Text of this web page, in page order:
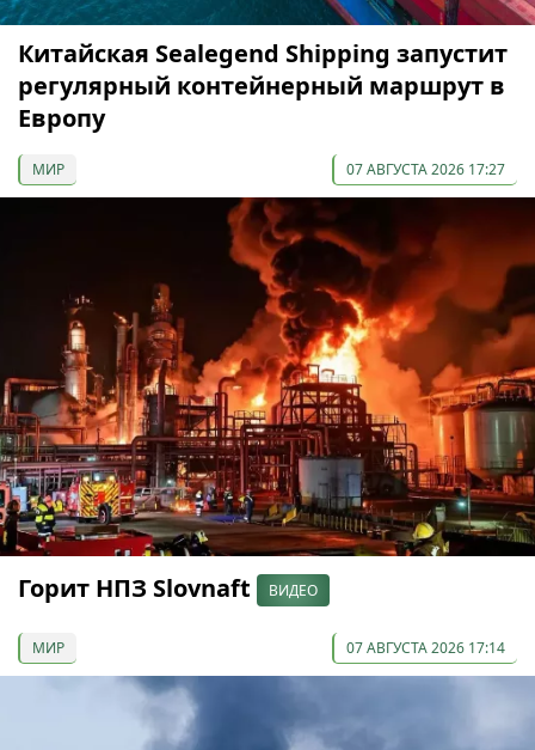
Китайская Sealegend Shipping запустит
регулярный контейнерный маршрут в
Европу
МИР 07 АВГУСТА 2026 17:27
Горит НПЗ Slovnaft ВИДЕО
МИР 07 АВГУСТА 2026 17:14